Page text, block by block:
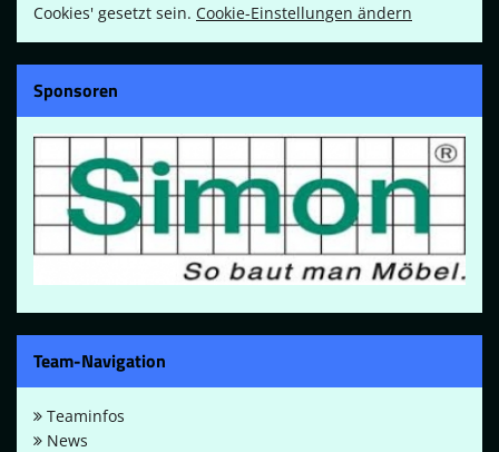
Cookies' gesetzt sein. Cookie-Einstellungen ändern
Sponsoren
Team-Navigation
Teaminfos
News